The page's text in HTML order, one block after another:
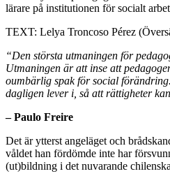
lärare på institutionen för socialt
TEXT: Lelya Troncoso Pérez
“Den största utmaningen för
Utmaningen är att inse att
oumbärlig spak för social
dagligen lever i, så att rättigheter
– Paulo Freire
Det är ytterst angeläget och
våldet han fördömde inte har
(ut)bildning i det nuvarande